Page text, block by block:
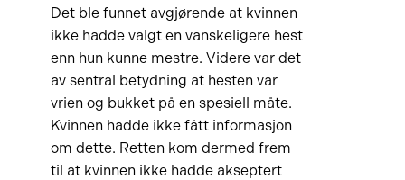
Det ble funnet avgjørende at kvinnen
ikke hadde valgt en vanskeligere hest
enn hun kunne mestre. Videre var det
av sentral betydning at hesten var
vrien og bukket på en spesiell måte.
Kvinnen hadde ikke fått informasjon
om dette. Retten kom dermed frem
til at kvinnen ikke hadde akseptert